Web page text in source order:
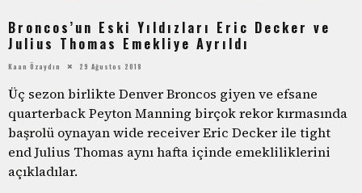
Broncos’un Eski Yıldızları Eric Decker ve
Julius Thomas Emekliye Ayrıldı
Kaan Özaydın 29 Ağustos 2018
Üç sezon birlikte Denver Broncos giyen ve efsane
quarterback Peyton Manning birçok rekor kırmasında
başrolü oynayan wide receiver Eric Decker ile tight
end Julius Thomas aynı hafta içinde emekliliklerini
açıkladılar.